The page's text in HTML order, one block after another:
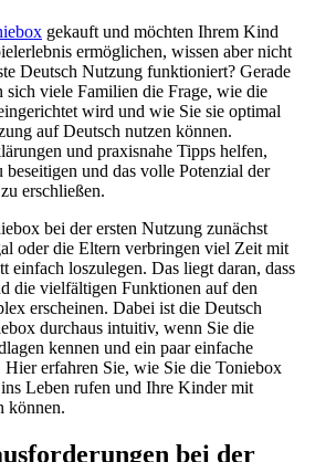
gekauft und möchten Ihrem Kind
ermöglichen, wissen aber nicht
Deutsch Nutzung funktioniert? Gerade
sich viele Familien die Frage, wie die
wird und wie Sie sie optimal
auf Deutsch nutzen können.
und praxisnahe Tipps helfen,
beseitigen und das volle Potenzial der
erschließen.
bei der ersten Nutzung zunächst
oder die Eltern verbringen viel Zeit mit
einfach loszulegen. Das liegt daran, dass
die vielfältigen Funktionen auf den
erscheinen. Dabei ist die Deutsch
durchaus intuitiv, wenn Sie die
kennen und ein paar einfache
Hier erfahren Sie, wie Sie die Toniebox
Leben rufen und Ihre Kinder mit
können.
bei der